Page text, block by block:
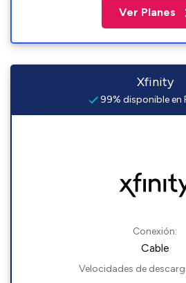
Ver Planes
Xfinity
99% disponible en
Conexión:
Cable
Velocidades de